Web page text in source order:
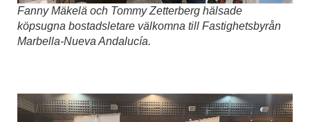
Fanny Mäkelä och Tommy Zetterberg hälsade
köpsugna bostadsletare välkomna till Fastighetsbyrån
Marbella-Nueva Andalucía.